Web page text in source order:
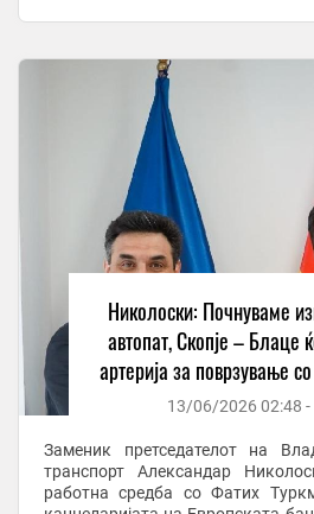
Николоски: Почнуваме
автопат, Скопје – Блаце
артерија за поврзување
Гора
13/06/2026 02:48 -
Заменик претседателот на
транспорт Александар
работна средба со Фатих